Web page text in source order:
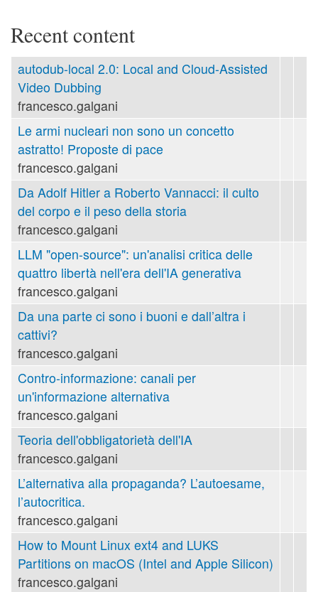
Recent content
autodub-local 2.0: Local and Cloud-Assisted
Video Dubbing
francesco.galgani
Le armi nucleari non sono un concetto
astratto! Proposte di pace
francesco.galgani
Da Adolf Hitler a Roberto Vannacci: il culto
del corpo e il peso della storia
francesco.galgani
LLM "open-source": un'analisi critica delle
quattro libertà nell'era dell'IA generativa
francesco.galgani
Da una parte ci sono i buoni e dall’altra i
cattivi?
francesco.galgani
Contro-informazione: canali per
un'informazione alternativa
francesco.galgani
Teoria dell'obbligatorietà dell'IA
francesco.galgani
L’alternativa alla propaganda? L’autoesame,
l’autocritica.
francesco.galgani
How to Mount Linux ext4 and LUKS
Partitions on macOS (Intel and Apple Silicon)
francesco.galgani